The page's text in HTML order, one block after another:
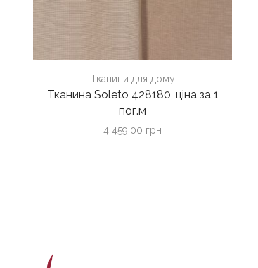
Тканини для дому
Тканина Soleto 428180, ціна за 1
пог.м
4 459,00 грн